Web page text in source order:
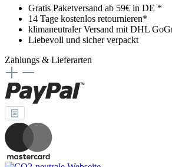
Gratis Paketversand ab 59€ in DE *
14 Tage kostenlos retournieren*
klimaneutraler Versand mit DHL
Liebevoll und sicher verpackt
Zahlungs & Lieferarten